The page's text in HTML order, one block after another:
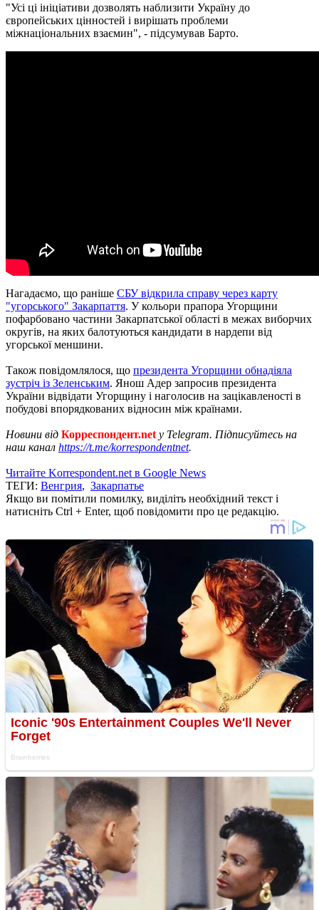
"Усі ці ініціативи дозволять наблизити Україну до
європейських цінностей і вирішать проблеми
міжнаціональних взаємин", - підсумував Барто.
Нагадаємо, що раніше СБУ відкрила справу через карту
"угорського" Закарпаття. У кольори прапора Угорщини
пофарбовано частини Закарпатської області в межах виборчих
округів, на яких балотуються кандидати в нардепи від
угорської меншини.
Також повідомлялося, що президента Угорщини обнадіяла
зустріч із Зеленським. Янош Адер запросив президента
України відвідати Угорщину і наголосив на зацікавленості в
побудові впорядкованих відносин між країнами.
Новини від Корреспондент.net у Telegram. Підписуйтесь на
наш канал https://t.me/korrespondentnet.
Читайте Korrespondent.net в Google News
ТЕГИ: Венгрия, Закарпатье
Якщо ви помітили помилку, виділіть необхідний текст і
натисніть Ctrl + Enter, щоб повідомити про це редакцію.